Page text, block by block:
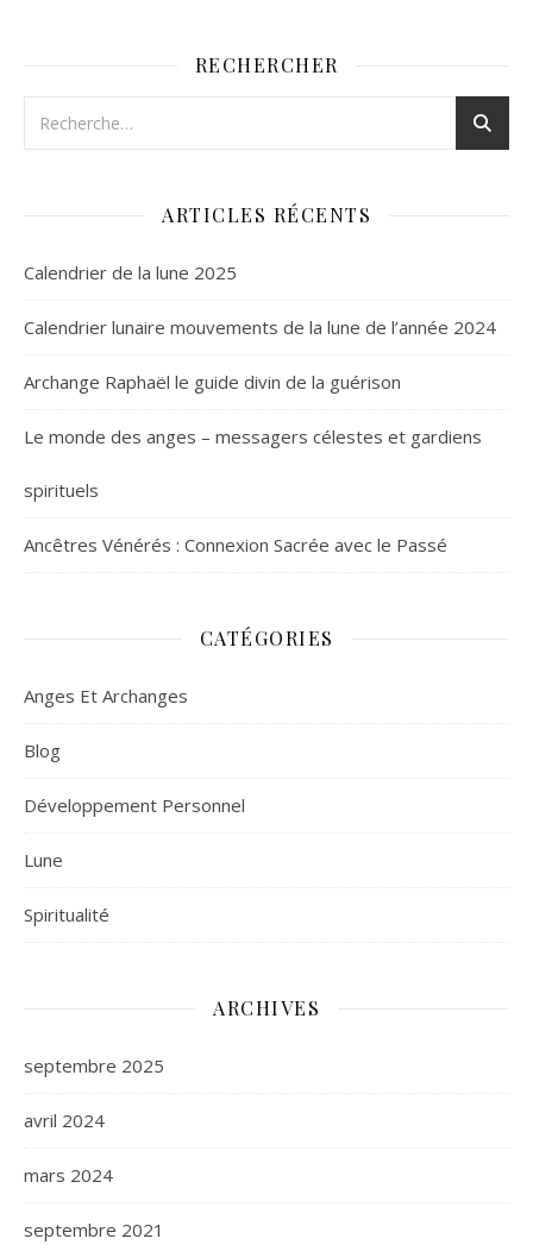
RECHERCHER
ARTICLES RÉCENTS
Calendrier de la lune 2025
Calendrier lunaire mouvements de la lune de l’année 2024
Archange Raphaël le guide divin de la guérison
Le monde des anges – messagers célestes et gardiens
spirituels
Ancêtres Vénérés : Connexion Sacrée avec le Passé
CATÉGORIES
Anges Et Archanges
Blog
Développement Personnel
Lune
Spiritualité
ARCHIVES
septembre 2025
avril 2024
mars 2024
septembre 2021